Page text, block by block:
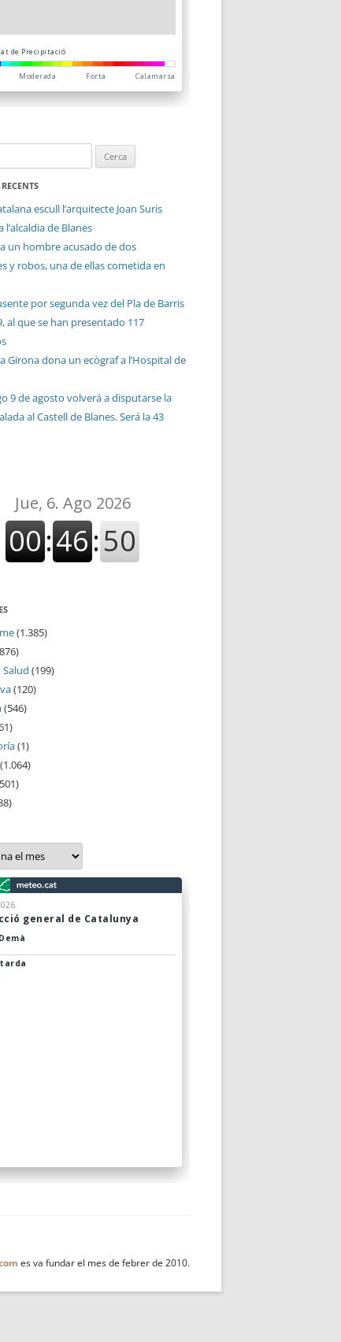
escull l’arquitecte Joan Suris
l’alcaldia de Blanes
un hombre acusado de dos
y robos, una de ellas cometida en
por segunda vez del Pla de Barris
al que se han presentado 117
Girona dona un ecògraf a l’Hospital de
9 de agosto volverá a disputarse la
al Castell de Blanes. Será la 43
(1.385)
(199)
(120)
(546)
(1)
(1.064)
es va fundar el mes de febrer de 2010.